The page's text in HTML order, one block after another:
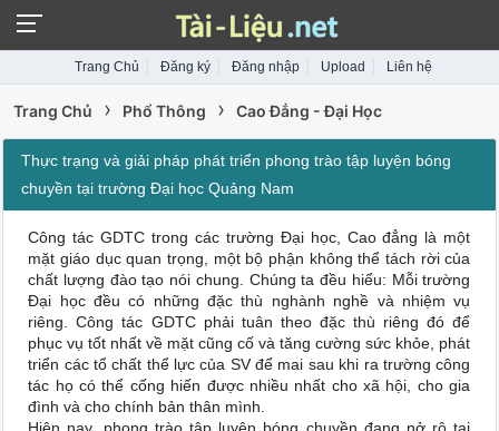
Trang Chủ Đăng ký Đăng nhập Upload Liên hệ
Trang Chủ › Phổ Thông › Cao Đẳng - Đại Học
Thực trạng và giải pháp phát triển phong trào tập luyện bóng
chuyền tại trường Đại học Quảng Nam
Công tác GDTC trong các trường Đại học, Cao đẳng là một
mặt giáo dục quan trọng, một bộ phận không thể tách rời của
chất lượng đào tạo nói chung. Chúng ta đều hiểu: Mỗi trường
Đại học đều có những đặc thù nghành nghề và nhiệm vụ
riêng. Công tác GDTC phải tuân theo đặc thù riêng đó để
phục vụ tốt nhất về mặt cũng cố và tăng cường sức khỏe, phát
triển các tổ chất thể lực của SV để mai sau khi ra trường công
tác họ có thể cống hiến được nhiều nhất cho xã hội, cho gia
đình và cho chính bản thân mình.